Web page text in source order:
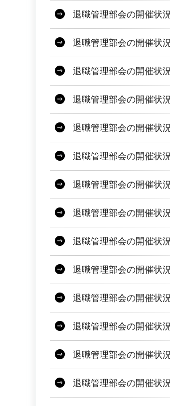
退職管理部会の開催状
退職管理部会の開催状
退職管理部会の開催状
退職管理部会の開催状
退職管理部会の開催状
退職管理部会の開催状
退職管理部会の開催状
退職管理部会の開催状
退職管理部会の開催状
退職管理部会の開催状
退職管理部会の開催状
退職管理部会の開催状
退職管理部会の開催状
退職管理部会の開催状